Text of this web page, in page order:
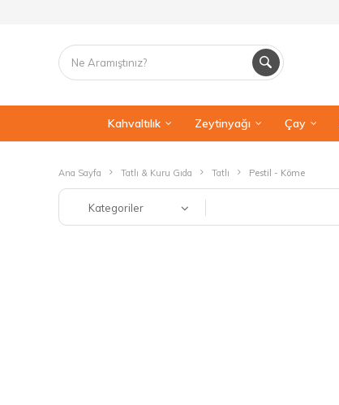
Kahvaltılık Zeytinyağı Çay
Ana Sayfa Tatlı & Kuru Gıda Tatlı Pestil - Köme
Kategoriler